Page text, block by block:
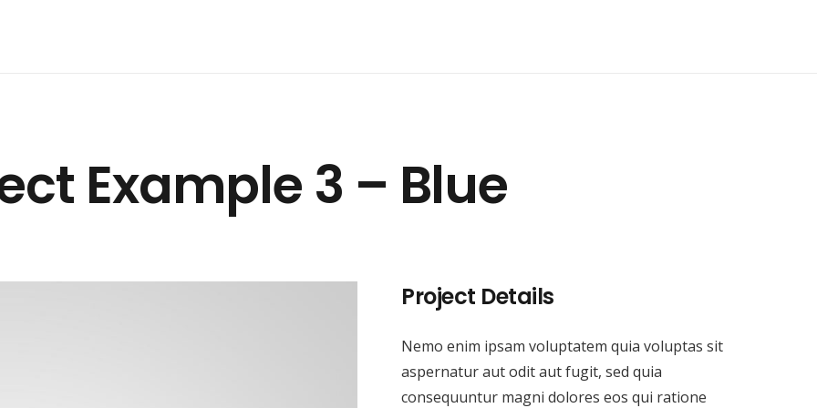
Example 3 – Blue
Project Details
Nemo enim ipsam voluptatem quia voluptas sit
aspernatur aut odit aut fugit, sed quia
consequuntur magni dolores eos qui ratione